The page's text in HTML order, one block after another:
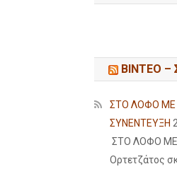
ΒΙΝΤΕΟ –
ΣΤΟ ΛΟΦΟ ΜΕ
ΣΥΝΕΝΤΕΥΞΗ
ΣΤΟ ΛΟΦΟ ΜΕ
Ορτετζάτος